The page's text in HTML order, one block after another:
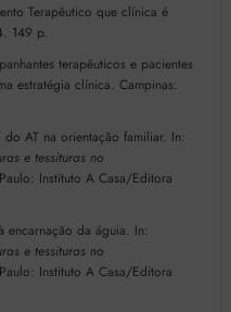
Terapêutico que clínica é
149 p.
terapêuticos e pacientes
estratégia clínica. Campinas:
AT na orientação familiar. In:
e tessituras no
Instituto A Casa/Editora
encarnação da águia. In:
e tessituras no
Instituto A Casa/Editora